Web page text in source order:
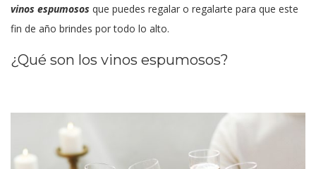
vinos espumosos que puedes regalar o regalarte para que este
fin de año brindes por todo lo alto.
¿Qué son los vinos espumosos?